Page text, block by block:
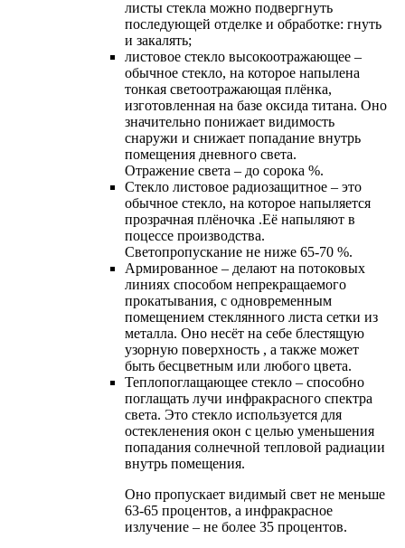
листы стекла можно подвергнуть
последующей отделке и oбработке: гнуть
и закалять;
листовое стекло высокоотражающее –
обычное стекло, на которое напылена
тонкая светоотражающая плёнка,
изготовленная на базе оксида титана. Оно
значительно понижает видимость
снаружи и снижает попадание внутрь
помещения дневного света.
Отражение света – до сорока %.
Cтекло листовое радиозащитное – это
обычное стекло, на которое напыляется
прозрачная плёночка .Её напыляют в
поцессе производства.
Светопропускание не ниже 65-70 %.
Армированное – делают на потоковых
линиях способом непрекращаемого
прокатывания, с одновременным
помещением стеклянного листа сетки из
металла. Оно несёт на себе блестящую
узорную поверхность , а также может
быть бесцветным или любого цвета.
Теплопоглащающее стекло – способно
поглащать лучи инфракрасного спектра
света. Это стекло используется для
остекленения окон с целью уменьшения
попадания солнечной тепловой радиации
внутрь помещения.
Оно пропускает видимый свет не меньше
63-65 процентов, а инфракрасное
излучение – не более 35 процентов.